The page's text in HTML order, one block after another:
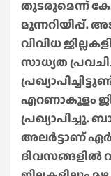
തുടരുമെന്ന്
മുന്നറിയിപ്പ്.
വിവിധ
സാധ്യത
എറണാകുളം
പ്രഖ്യാപിച്ചു.
അലർട്ടാണ്
ദിവസങ്ങളിൽ